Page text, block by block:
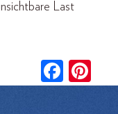
Last